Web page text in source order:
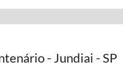
- Jundiai - SP